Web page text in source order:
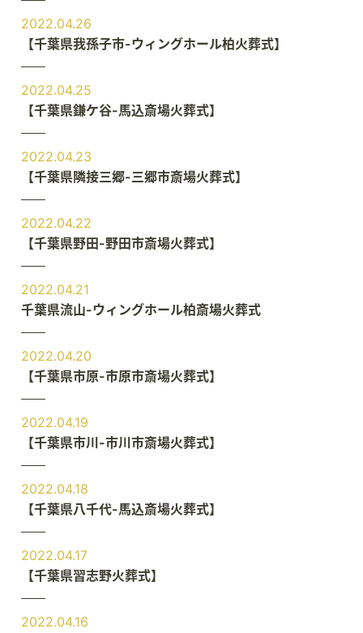
2022.04.26
【千葉県我孫子市-ウィングホール柏火葬式】
2022.04.25
【千葉県鎌ケ谷-馬込斎場火葬式】
2022.04.23
【千葉県隣接三郷-三郷市斎場火葬式】
2022.04.22
【千葉県野田-野田市斎場火葬式】
2022.04.21
千葉県流山-ウィングホール柏斎場火葬式
2022.04.20
【千葉県市原-市原市斎場火葬式】
2022.04.19
【千葉県市川-市川市斎場火葬式】
2022.04.18
【千葉県八千代-馬込斎場火葬式】
2022.04.17
【千葉県習志野火葬式】
2022.04.16